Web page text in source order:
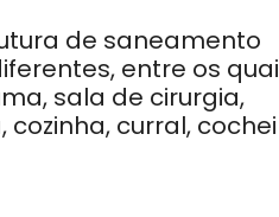
de saneamento
entre os
sala de cirurgia,
curral,